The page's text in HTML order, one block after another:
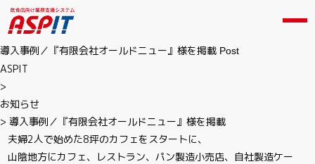
導入事例／『有限会社オールドニュー』様を掲載 Post
ASPIT
>
お知らせ
> 導入事例／『有限会社オールドニュー』様を掲載
夫婦2人で始めた8坪のカフェをスタートに、
山陰地方にカフェ、レストラン、パン製造小売店、自社製造ケー